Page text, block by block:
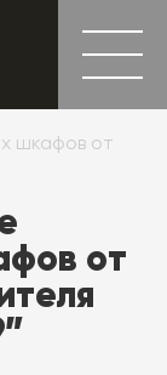
шкафов от
от